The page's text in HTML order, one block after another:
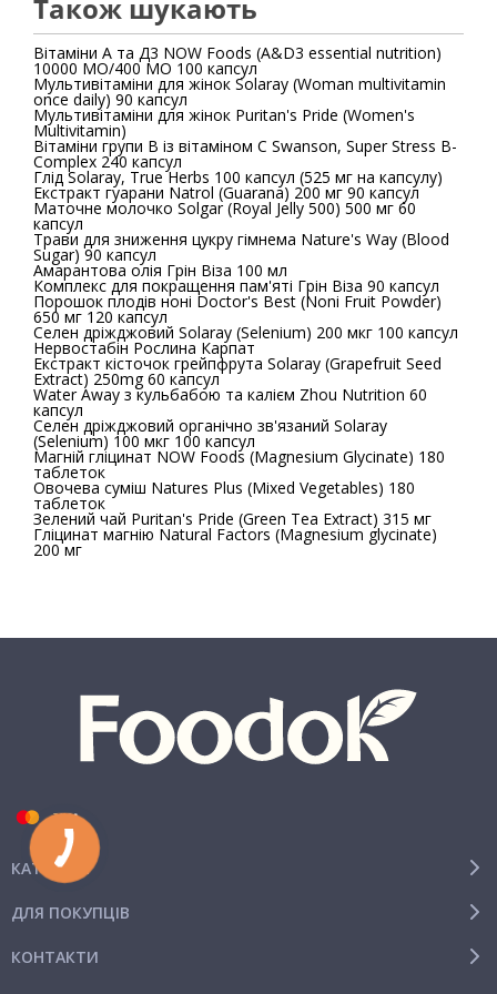
Також шукають
Вітаміни А та Д3 NOW Foods (A&D3 essential nutrition)
10000 МО/400 МО 100 капсул
Мультивітаміни для жінок Solaray (Woman multivitamin
once daily) 90 капсул
Мультивітаміни для жінок Puritan's Pride (Women's
Multivitamin)
Вітаміни групи В із вітаміном C Swanson, Super Stress B-
Complex 240 капсул
Глід Solaray, True Herbs 100 капсул (525 мг на капсулу)
Екстракт гуарани Natrol (Guarana) 200 мг 90 капсул
Маточне молочко Solgar (Royal Jelly 500) 500 мг 60
капсул
Трави для зниження цукру гімнема Nature's Way (Blood
Sugar) 90 капсул
Амарантова олія Грін Віза 100 мл
Комплекс для покращення пам'яті Грін Віза 90 капсул
Порошок плодів ноні Doctor's Best (Noni Fruit Powder)
650 мг 120 капсул
Селен дріжджовий Solaray (Selenium) 200 мкг 100 капсул
Нервостабін Рослина Карпат
Екстракт кісточок грейпфрута Solaray (Grapefruit Seed
Extract) 250mg 60 капсул
Water Away з кульбабою та калієм Zhou Nutrition 60
капсул
Селен дріжджовий органічно зв'язаний Solaray
(Selenium) 100 мкг 100 капсул
Магній гліцинат NOW Foods (Magnesium Glycinate) 180
таблеток
Овочева суміш Natures Plus (Mixed Vegetables) 180
таблеток
Зелений чай Puritan's Pride (Green Tea Extract) 315 мг
Гліцинат магнію Natural Factors (Magnesium glycinate)
200 мг
КАТЕГОРІЇ
ДЛЯ ПОКУПЦІВ
КОНТАКТИ